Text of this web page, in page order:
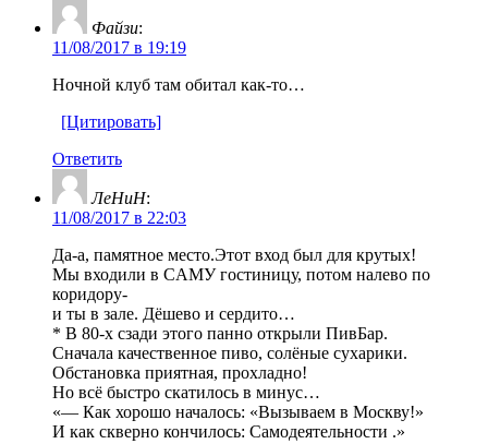
Файзи:
11/08/2017 в 19:19
Ночной клуб там обитал как-то…
[Цитировать]
Ответить
ЛеНиН:
11/08/2017 в 22:03
Да-а, памятное место.Этот вход был для крутых!
Мы входили в CАМУ гостиницу, потом налево по
коридору-
и ты в зале. Дёшево и сердито…
* В 80-х сзади этого панно открыли ПивБар.
Сначала качественное пиво, солёные сухарики.
Обстановка приятная, прохладно!
Но всё быстро скатилось в минус…
«— Как хорошо началось: «Вызываем в Москву!»
И как скверно кончилось: Самодеятельности .»